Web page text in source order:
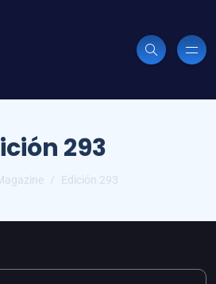
293
Edición 293